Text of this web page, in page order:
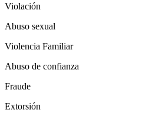
Violación
Abuso sexual
Violencia Familiar
Abuso de confianza
Fraude
Extorsión